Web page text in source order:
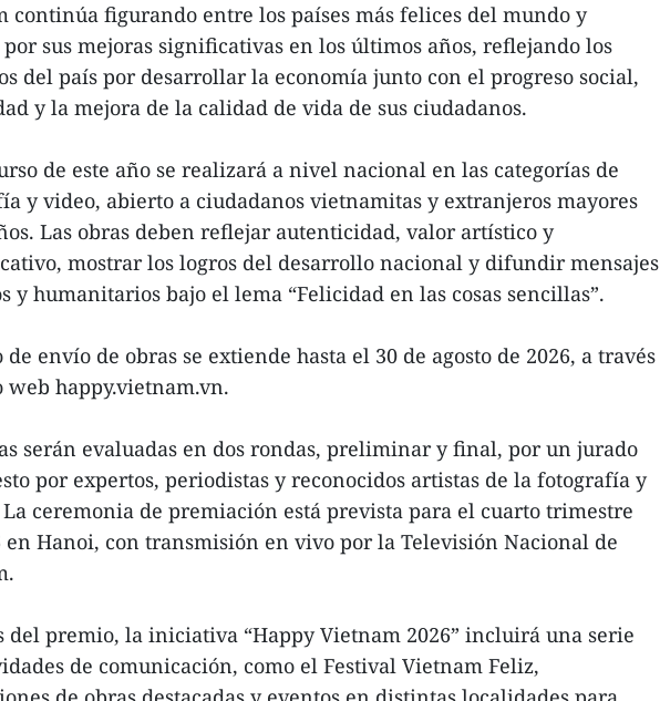
continúa figurando entre los países más felices del mundo y
por sus mejoras significativas en los últimos años, reflejando los
del país por desarrollar la economía junto con el progreso social,
y la mejora de la calidad de vida de sus ciudadanos.
de este año se realizará a nivel nacional en las categorías de
y video, abierto a ciudadanos vietnamitas y extranjeros mayores
Las obras deben reflejar autenticidad, valor artístico y
mostrar los logros del desarrollo nacional y difundir mensajes
y humanitarios bajo el lema “Felicidad en las cosas sencillas”.
de envío de obras se extiende hasta el 30 de agosto de 2026, a través
web happy.vietnam.vn.
serán evaluadas en dos rondas, preliminar y final, por un jurado
por expertos, periodistas y reconocidos artistas de la fotografía y
ceremonia de premiación está prevista para el cuarto trimestre
en Hanoi, con transmisión en vivo por la Televisión Nacional de
del premio, la iniciativa “Happy Vietnam 2026” incluirá una serie
de comunicación, como el Festival Vietnam Feliz,